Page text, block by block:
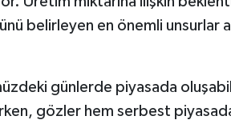
belirleyen en önemli unsurlar
günlerde piyasada
gözler hem serbest